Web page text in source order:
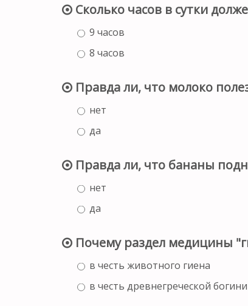
Сколько часов в сутки
9 часов
8 часов
Правда ли, что молоко
нет
да
Правда ли, что бананы
нет
да
Почему раздел медицины
в честь животного гиена
в честь древнегреческой